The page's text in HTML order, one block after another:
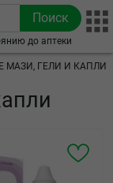
до аптеки
МАЗИ, ГЕЛИ И КАПЛИ